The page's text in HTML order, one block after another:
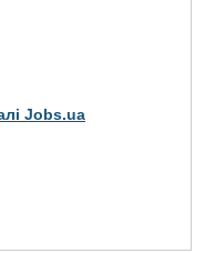
Jobs.ua